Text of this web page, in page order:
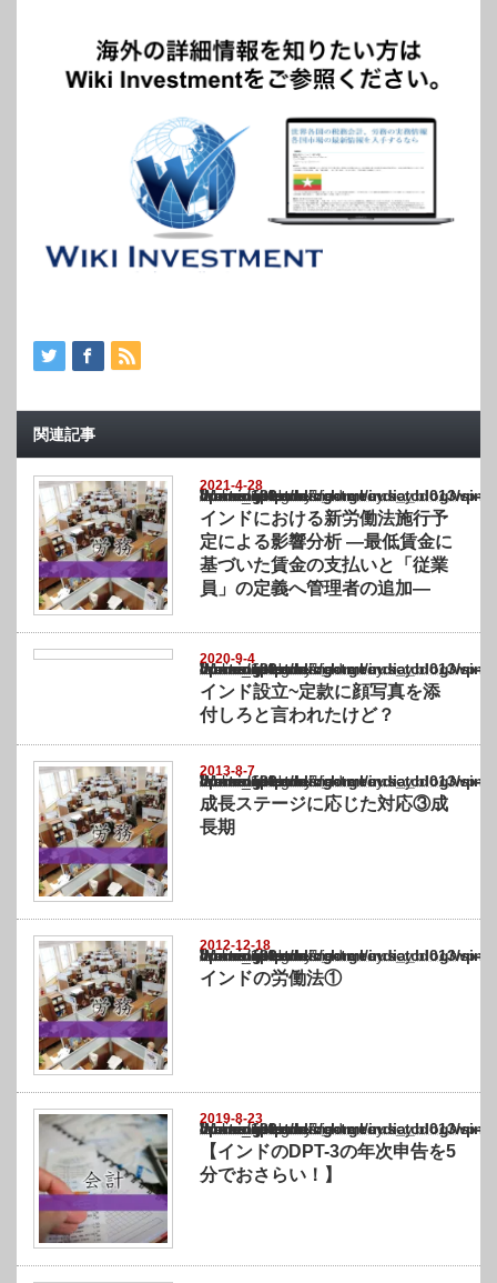
関連記事
2021-4-28
Warning
: Undefined array key "show_category" in
/home/netst/kuno-cpa.co.jp/public_html/india_blog/wp-content/themes/
on line183
インドにおける新労働法施行予
定による影響分析 ―最低賃金に
基づいた賃金の支払いと「従業
員」の定義へ管理者の追加―
2020-9-4
Warning
: Undefined array key "show_category" in
/home/netst/kuno-cpa.co.jp/public_html/india_blog/wp-content/themes/
on line183
インド設立~定款に顔写真を添
付しろと言われたけど？
2013-8-7
Warning
: Undefined array key "show_category" in
/home/netst/kuno-cpa.co.jp/public_html/india_blog/wp-content/themes/
on line183
成長ステージに応じた対応③成
長期
2012-12-18
Warning
: Undefined array key "show_category" in
/home/netst/kuno-cpa.co.jp/public_html/india_blog/wp-content/themes/
on line183
インドの労働法①
2019-8-23
Warning
: Undefined array key "show_category" in
/home/netst/kuno-cpa.co.jp/public_html/india_blog/wp-content/themes/
on line183
【インドのDPT-3の年次申告を5
分でおさらい！】